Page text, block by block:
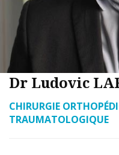
Dr Ludovic
CHIRURGIE
TRAUMATOLOGIQUE